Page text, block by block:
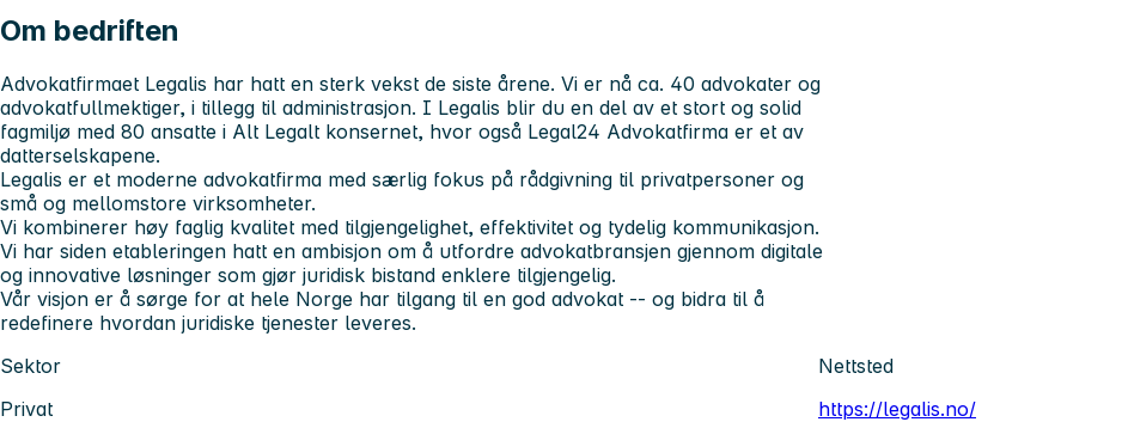
Om bedriften
Advokatfirmaet Legalis har hatt en sterk vekst de siste årene. Vi er nå ca. 40 advokater og
advokatfullmektiger, i tillegg til administrasjon. I Legalis blir du en del av et stort og solid
fagmiljø med 80 ansatte i Alt Legalt konsernet, hvor også Legal24 Advokatfirma er et av
datterselskapene.
Legalis er et moderne advokatfirma med særlig fokus på rådgivning til privatpersoner og
små og mellomstore virksomheter.
Vi kombinerer høy faglig kvalitet med tilgjengelighet, effektivitet og tydelig kommunikasjon.
Vi har siden etableringen hatt en ambisjon om å utfordre advokatbransjen gjennom digitale
og innovative løsninger som gjør juridisk bistand enklere tilgjengelig.
Vår visjon er å sørge for at hele Norge har tilgang til en god advokat -- og bidra til å
redefinere hvordan juridiske tjenester leveres.
Sektor
Privat
Nettsted
https://legalis.no/